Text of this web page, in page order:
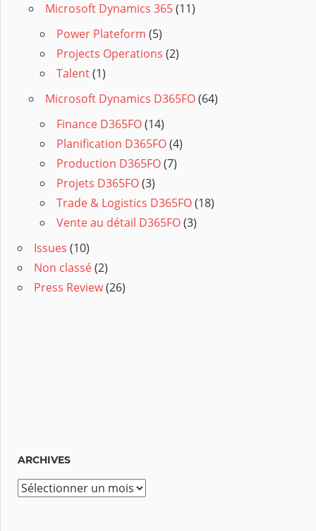
Microsoft Dynamics 365(11)
Power Plateform (5)
Projects Operations (2)
Talent(1)
Microsoft Dynamics D365FO(64)
Finance D365FO(14)
Planification D365FO(4)
Production D365FO(7)
Projets D365FO(3)
Trade & Logistics D365FO(18)
Vente au détail D365FO(3)
Issues (10)
Non classé(2)
Press Review(26)
ARCHIVES
A